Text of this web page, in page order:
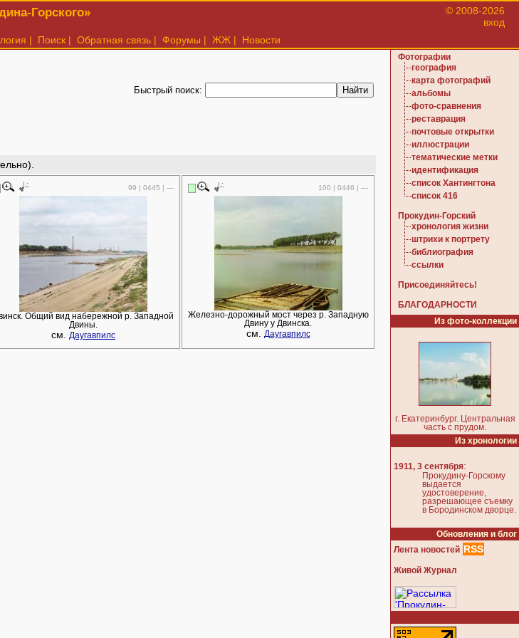
Горского»
© 2008-2026
вход
| Поиск | Обратная связь | Форумы | ЖЖ | Новости
Быстрый поиск:
99 | 0445 | —
Общий вид набережной р. Западной
Двины.
см. Даугавпилс
100 | 0446 | —
Железно-дорожный мост через р. Западную
Двину у Двинска.
см. Даугавпилс
Фотографии
география
карта фотографий
альбомы
фото-сравнения
реставрация
почтовые открытки
иллюстрации
тематические метки
идентификация
список Хантингтона
список 416
Прокудин-Горский
хронология жизни
штрихи к портрету
библиография
ссылки
Присоединяйтесь!
БЛАГОДАРНОСТИ
Из фото-коллекции
г. Екатеринбург. Центральная
часть с прудом.
Из хронологии
1911, 3 сентября:
Прокудину-Горскому
выдается
удостоверение,
разрешающее съемку
в Бородинском дворце.
Обновления и блог
Лента новостей RSS
Живой Журнал